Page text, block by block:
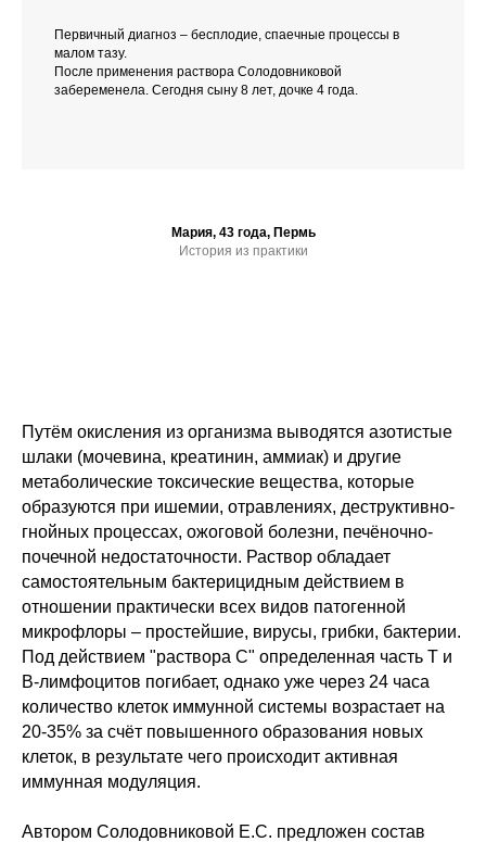
Первичный диагноз – бесплодие, спаечные процессы в
малом тазу.
После применения раствора Солодовниковой
забеременела. Сегодня сыну 8 лет, дочке 4 года.
Мария, 43 года, Пермь
История из практики
Путём окисления из организма выводятся азотистые
шлаки (мочевина, креатинин, аммиак) и другие
метаболические токсические вещества, которые
образуются при ишемии, отравлениях, деструктивно-
гнойных процессах, ожоговой болезни, печёночно-
почечной недостаточности. Раствор обладает
самостоятельным бактерицидным действием в
отношении практически всех видов патогенной
микрофлоры – простейшие, вирусы, грибки, бактерии.
Под действием "раствора С" определенная часть Т и
В-лимфоцитов погибает, однако уже через 24 часа
количество клеток иммунной системы возрастает на
20-35% за счёт повышенного образования новых
клеток, в результате чего происходит активная
иммунная модуляция.
Автором Солодовниковой Е.С. предложен состав